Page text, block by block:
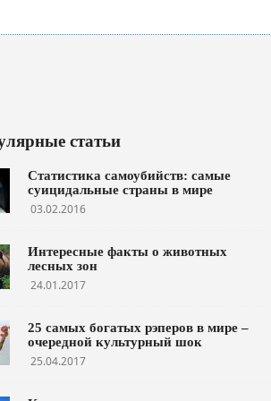
статьи
Статистика самоубийств: самые
суицидальные страны в мире
03.02.2016
Интересные факты о животных
лесных зон
24.01.2017
25 самых богатых рэперов в мире –
очередной культурный шок
25.04.2017